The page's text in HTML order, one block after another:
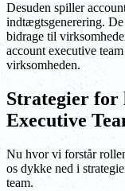
Desuden spiller
indtægtsgenerering.
bidrage til
account executive
virksomheden.
Strategier for
Executive
Nu hvor vi forstår
os dykke ned i
team.